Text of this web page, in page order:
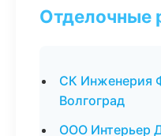
Отделочные
СК Инженерия
Волгоград
ООО Интерьер